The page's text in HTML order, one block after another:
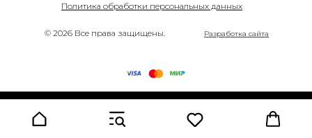
© 2026 Все права защищены.
Политика обработки персональных данных
Разработка сайта
Made on Tilda